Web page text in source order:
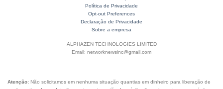
Política de Privacidade
Opt-out Preferences
Declaração de Privacidade
Sobre a empresa
ALPHAZEN TECHNOLOGIES LIMITED
Email: networknewsinc@gmail.com
Atenção: Não solicitamos em nenhuma situação quantias em dinheiro para liberação de